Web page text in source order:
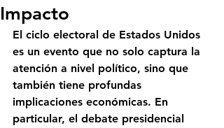
Impacto
El ciclo electoral de Estados Unidos
es un evento que no solo captura la
atención a nivel político, sino que
también tiene profundas
implicaciones económicas. En
particular, el debate presidencial